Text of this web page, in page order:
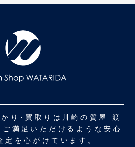
り･買取りは川崎の質屋 渡
満足いただけるような安心
定を心がけています。